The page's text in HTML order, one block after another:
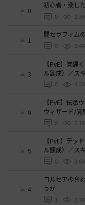
0
初心者・楽し
0 2.3K
1
闇セラフィム
0 3.4K
3
【PvE】覚醒
ル錬成）／ス
0 4.3K
9
【PvE】伝承
ウィザード/
0 6.1K
5
【PvE】デッ
ル錬成）／ス
0 3.6K
4
コルセアの
うか
1 2.7K